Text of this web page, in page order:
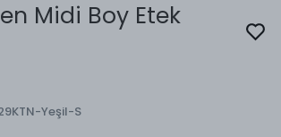
Midi Boy Etek
Yeşil-S